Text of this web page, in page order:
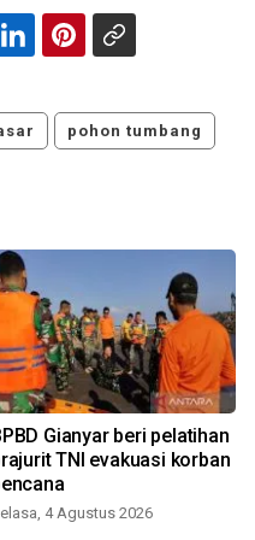
pohon tumbang
Gianyar beri pelatihan
TNI evakuasi korban
4 Agustus 2026